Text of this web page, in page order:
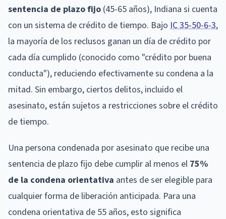
sentencia de plazo fijo (45-65 años), Indiana si cuenta
con un sistema de crédito de tiempo. Bajo IC 35-50-6-3,
la mayoría de los reclusos ganan un día de crédito por
cada día cumplido (conocido como "crédito por buena
conducta"), reduciendo efectivamente su condena a la
mitad. Sin embargo, ciertos delitos, incluido el
asesinato, están sujetos a restricciones sobre el crédito
de tiempo.
Una persona condenada por asesinato que recibe una
sentencia de plazo fijo debe cumplir al menos el 75%
de la condena orientativa antes de ser elegible para
cualquier forma de liberación anticipada. Para una
condena orientativa de 55 años, esto significa